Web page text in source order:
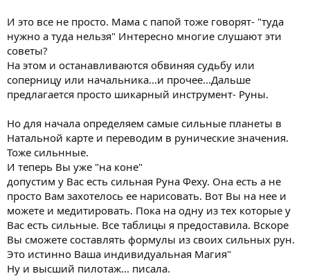
И это все не просто. Мама с папой тоже говорят- "туда
нужно а туда нельзя" Интересно многие слушают эти
советы?
На этом и останавливаются обвиняя судьбу или
соперницу или начальника...и прочее...Дальше
предлагается просто шикарный инструмент- Руны.
Но для начала определяем самые сильные планеты в
Натальной карте и переводим в рунические значения.
Тоже сильнные.
И теперь Вы уже "на коне"
допустим у Вас есть сильная Руна Феху. Она есть а не
просто Вам захотелось ее нарисовать. Вот Вы на нее и
можете и медитировать. Пока на одну из тех которые у
Вас есть сильные. Все таблицы я предоставила. Вскоре
Вы сможете составлять формулы из своих сильных рун.
Это истинно Ваша индивидуальная Магия"
Ну и высший пилотаж... писала.